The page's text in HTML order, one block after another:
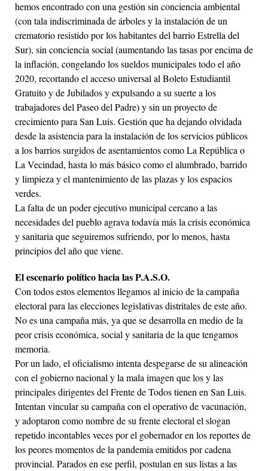
hemos encontrado con una gestión sin conciencia ambiental
(con tala indiscriminada de árboles y la instalación de un
crematorio resistido por los habitantes del barrio Estrella del
Sur), sin conciencia social (aumentando las tasas por encima de
la inflación, congelando los sueldos municipales todo el año
2020, recortando el acceso universal al Boleto Estudiantil
Gratuito y de Jubilados y expulsando a su suerte a los
trabajadores del Paseo del Padre) y sin un proyecto de
crecimiento para San Luis. Gestión que ha dejando olvidada
desde la asistencia para la instalación de los servicios públicos
a los barrios surgidos de asentamientos como La República o
La Vecindad, hasta lo más básico como el alumbrado, barrido
y limpieza y el mantenimiento de las plazas y los espacios
verdes.
La falta de un poder ejecutivo municipal cercano a las
necesidades del pueblo agrava todavía más la crisis económica
y sanitaria que seguiremos sufriendo, por lo menos, hasta
principios del año que viene.
El escenario político hacia las P.A.S.O.
Con todos estos elementos llegamos al inicio de la campaña
electoral para las elecciones legislativas distritales de este año.
No es una campaña más, ya que se desarrolla en medio de la
peor crisis económica, social y sanitaria de la que tengamos
memoria.
Por un lado, el oficialismo intenta despegarse de su alineación
con el gobierno nacional y la mala imagen que los y las
principales dirigentes del Frente de Todos tienen en San Luis.
Intentan vincular su campaña con el operativo de vacunación,
y adoptaron como nombre de su frente electoral el slogan
repetido incontables veces por el gobernador en los reportes de
los peores momentos de la pandemia emitidos por cadena
provincial. Parados en ese perfil, postulan en sus listas a las